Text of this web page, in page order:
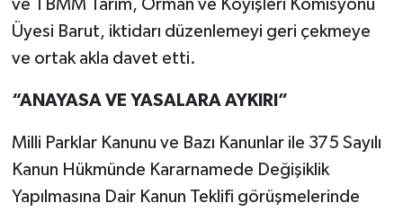
ve TBMM Tarım, Orman ve Köyişleri Komisyonu
Üyesi Barut, iktidarı düzenlemeyi geri çekmeye
ve ortak akla davet etti.
“ANAYASA VE YASALARA AYKIRI”
Milli Parklar Kanunu ve Bazı Kanunlar ile 375 Sayılı
Kanun Hükmünde Kararnamede Değişiklik
Yapılmasına Dair Kanun Teklifi görüşmelerinde